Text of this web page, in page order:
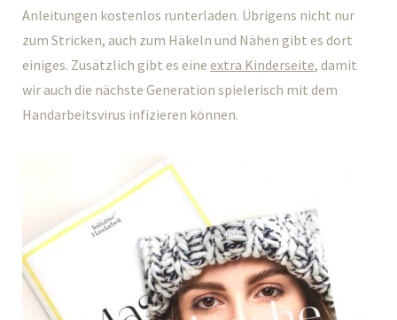
Anleitungen kostenlos runterladen. Übrigens nicht nur
zum Stricken, auch zum Häkeln und Nähen gibt es dort
einiges. Zusätzlich gibt es eine extra Kinderseite, damit
wir auch die nächste Generation spielerisch mit dem
Handarbeitsvirus infizieren können.